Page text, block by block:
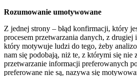
Rozumowanie umotywowane
Z jednej strony – błąd konfirmacji, który
procesem przetwarzania danych, z drugiej
który motywuje ludzi do tego, żeby
nam się podobają, niż te, z którymi się nie
przetwarzanie informacji preferowanych
preferowane nie są, nazywa się